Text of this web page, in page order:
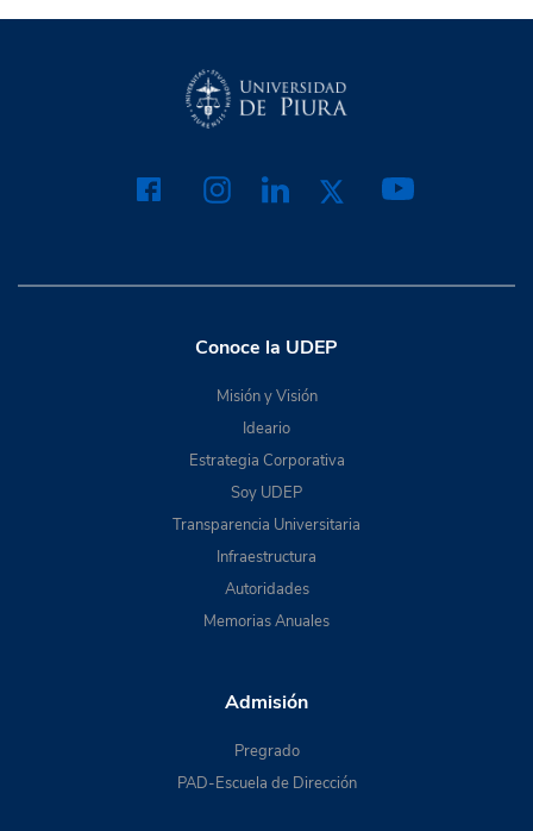
Conoce la UDEP
Misión y Visión
Ideario
Estrategia Corporativa
Soy UDEP
Transparencia Universitaria
Infraestructura
Autoridades
Memorias Anuales
Admisión
Pregrado
PAD-Escuela de Dirección